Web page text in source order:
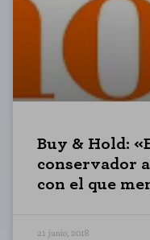
Buy & Hold:
conservador
con el que
21 junio, 2018